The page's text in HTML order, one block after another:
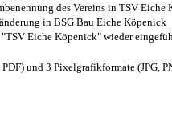
des Vereins in TSV Eiche
in BSG Bau Eiche Köpenick
Eiche Köpenick" wieder
und 3 Pixelgrafikformate (JPG,